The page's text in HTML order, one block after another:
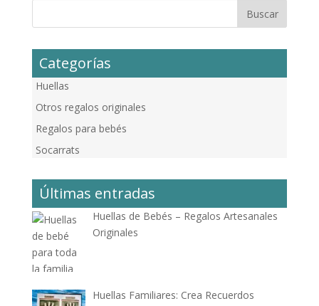
Categorías
Huellas
Otros regalos originales
Regalos para bebés
Socarrats
Últimas entradas
Huellas de Bebés – Regalos Artesanales
Originales
Huellas Familiares: Crea Recuerdos